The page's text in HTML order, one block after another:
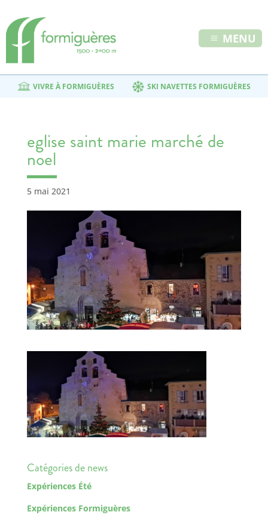
MENU
VIVRE À FORMIGUÈRES SKI NAVETTES FORMIGUÈRES
eglise saint marie marché de
noel
5 mai 2021
Catégories de news
Expériences Été
Expériences Formiguères